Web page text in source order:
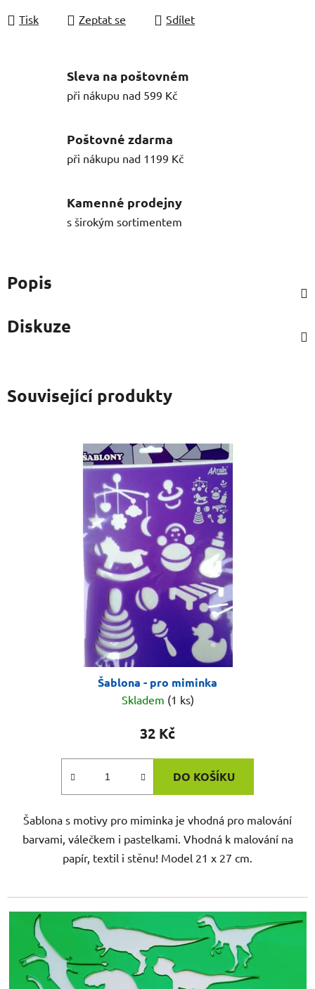
Tisk
Zeptat se Sdílet
Sleva na poštovném
při nákupu nad 599 Kč
Poštovné zdarma
při nákupu nad 1199 Kč
Kamenné prodejny
s širokým sortimentem
Popis
Diskuze
Související produkty
Šablona - pro miminka
Skladem (1 ks)
32 Kč
DO KOŠÍKU
Šablona s motivy pro miminka je vhodná pro malování
barvami, válečkem i pastelkami. Vhodná k malování na
papír, textil i stěnu! Model 21 x 27 cm.